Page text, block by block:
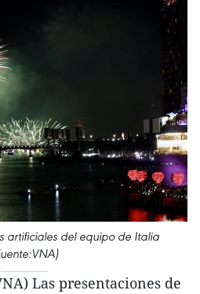
artificiales del equipo de Italia
Las presentaciones de